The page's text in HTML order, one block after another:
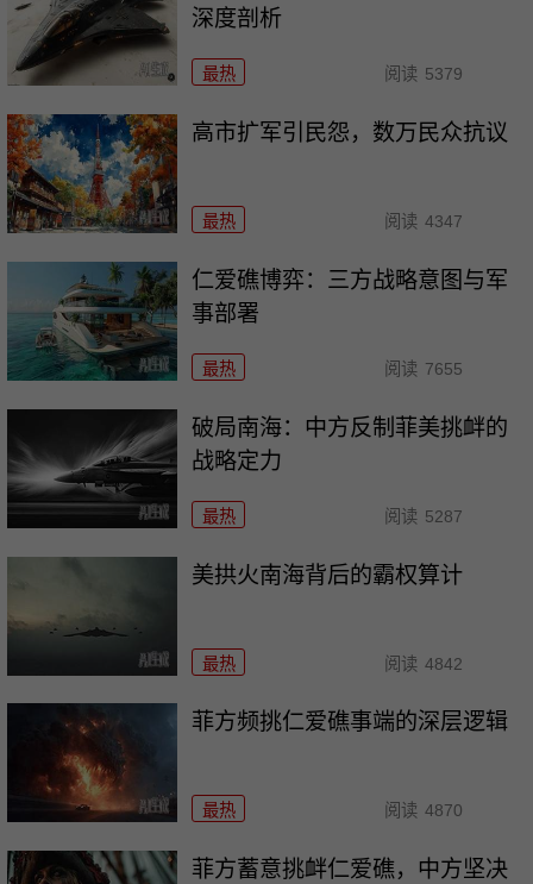
深度剖析
最热 阅读 5379
高市扩军引民怨，数万民众抗议
最热 阅读 4347
仁爱礁博弈：三方战略意图与军
事部署
最热 阅读 7655
破局南海：中方反制菲美挑衅的
战略定力
最热 阅读 5287
美拱火南海背后的霸权算计
最热 阅读 4842
菲方频挑仁爱礁事端的深层逻辑
最热 阅读 4870
菲方蓄意挑衅仁爱礁，中方坚决